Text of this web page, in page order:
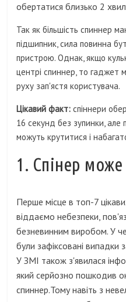
обертатися близько 2
Так як більшість спиннер
підшипник, сила повинна
пристрою. Однак, якщо
центрі спиннер, то гаджет
руху зап'ястя користувача.
Цікавий факт:спіннери
16 секунд без зупинки,
можуть крутитися і
1. Спінер
Перше місце в топ-7
віддаємо небезпеки,
безневинним виробом. У
були зафіксовані випадки
У ЗМІ також з'явилася
який серйозно пошкодив
спиннер.Тому навіть з